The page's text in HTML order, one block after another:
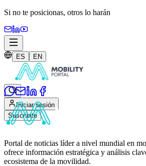
Si no te posicionas, otros lo harán
ES EN
Iniciar sesión
Suscribite
Portal de noticias líder a nivel mundial en
ofrece información estratégica y análisis
ecosistema de la movilidad.